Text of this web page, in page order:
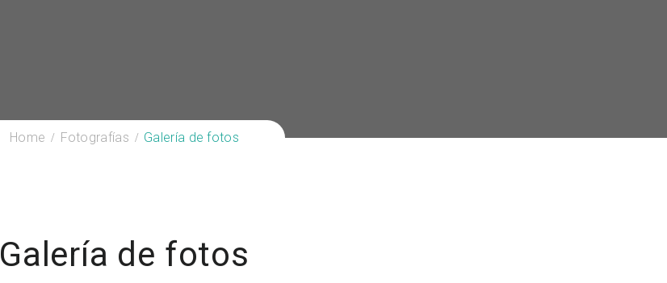
Home Fotografías Galería de fotos
Galería de fotos